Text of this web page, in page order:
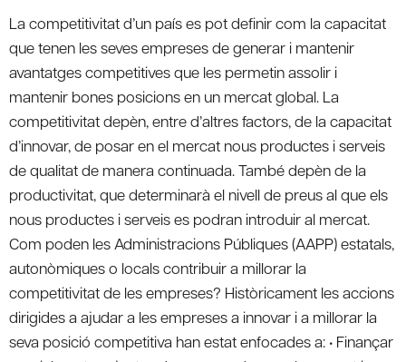
La competitivitat d’un país es pot definir com la capacitat
que tenen les seves empreses de generar i mantenir
avantatges competitives que les permetin assolir i
mantenir bones posicions en un mercat global. La
competitivitat depèn, entre d’altres factors, de la capacitat
d’innovar, de posar en el mercat nous productes i serveis
de qualitat de manera continuada. També depèn de la
productivitat, que determinarà el nivell de preus al que els
nous productes i serveis es podran introduir al mercat.
Com poden les Administracions Públiques (AAPP) estatals,
autonòmiques o locals contribuir a millorar la
competitivitat de les empreses? Històricament les accions
dirigides a ajudar a les empreses a innovar i a millorar la
seva posició competitiva han estat enfocades a: • Finançar